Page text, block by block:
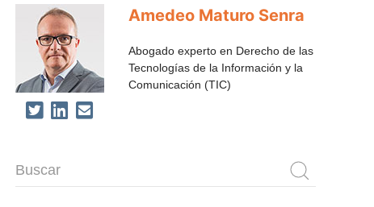
Amedeo Maturo Senra
Abogado experto en Derecho de las
Tecnologías de la Información y la
Comunicación (TIC)